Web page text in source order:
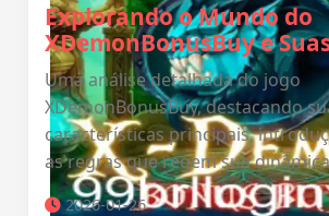
Explorando o Mundo do
XDemonBonusBuy e
Uma análise detalhada do jogo
XDemonBonusBuy, destacando
características principais,
as regras que regem sua
2026-01-26